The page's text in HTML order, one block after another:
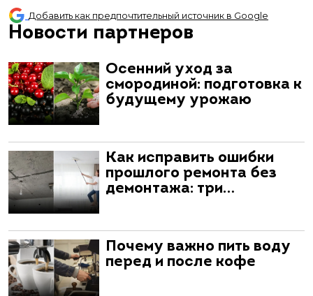
Добавить как предпочтительный источник в Google
Новости партнеров
Осенний уход за
смородиной: подготовка к
будущему урожаю
Как исправить ошибки
прошлого ремонта без
демонтажа: три…
Почему важно пить воду
перед и после кофе